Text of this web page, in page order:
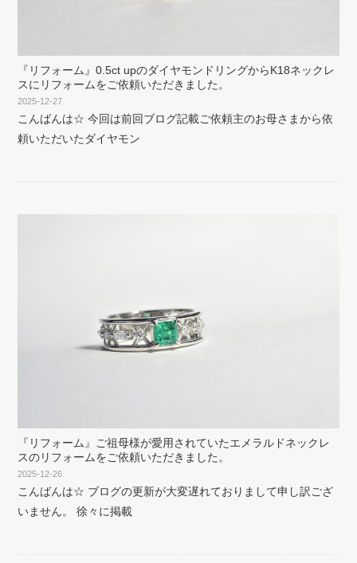
『リフォーム』0.5ct upのダイヤモンドリングからK18ネックレ
スにリフォームをご依頼いただきました。
2025-12-27
こんばんは☆ 今回は前回ブログ記載ご依頼主のお母さまから依
頼いただいたダイヤモン
『リフォーム』ご祖母様が愛用されていたエメラルドネックレ
スのリフォームをご依頼いただきました。
2025-12-26
こんばんは☆ ブログの更新が大変遅れておりまして申し訳ござ
いません。 徐々に掲載